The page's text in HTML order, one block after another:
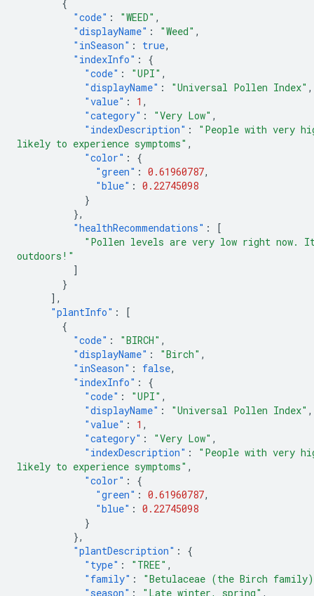
{
"code" : "WEED" ,
"displayName" : "Weed" ,
"inSeason" : true,
"indexInfo" :
{
"code" : "UPI" ,
"displayName" : "Universal Pollen Index" ,
"value" : 1 ,
"category" : "Very Low" ,
"indexDescription" :
"People with very
likely to experience symptoms" ,
"color" :
{
"green" : 0.61960787,
"blue" : 0.22745098
}
},
"healthRecommendations" :
[
"Pollen levels are very low right now.
outdoors!"
]
}
],
"plantInfo" :
[
{
"code" : "BIRCH" ,
"displayName" : "Birch" ,
"inSeason" : false,
"indexInfo" :
{
"code" : "UPI" ,
"displayName" : "Universal Pollen Index" ,
"value" : 1 ,
"category" : "Very Low" ,
"indexDescription" :
"People with very
likely to experience symptoms" ,
"color" :
{
"green" : 0.61960787,
"blue" : 0.22745098
}
},
"plantDescription" :
{
"type" : "TREE" ,
"family" :
"Betulaceae (the Birch
"season" : "Late winter, spring" ,